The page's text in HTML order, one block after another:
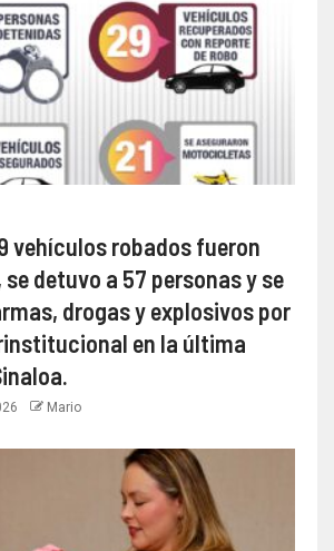
vehículos robados fueron
detuvo a 57 personas y se
drogas y explosivos por
en la última
Mario